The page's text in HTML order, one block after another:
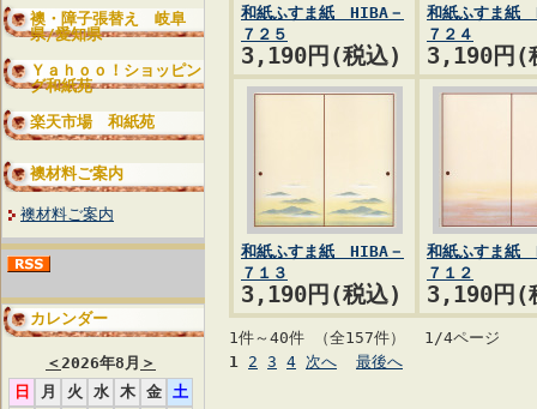
襖・障子張替え 岐阜
県/愛知県
Ｙａｈｏｏ！ショッピン
グ和紙苑
楽天市場 和紙苑
襖材料ご案内
襖材料ご案内
カレンダー
＜2026年8月 ＞
日
月 火 水 木 金 土
和紙ふすま紙 HIBA－
７２５
3,190円(税込)
和紙ふすま紙
７２４
3,190円(
和紙ふすま紙 HIBA－
７１３
3,190円(税込)
和紙ふすま紙
７１２
3,190円(
1件～40件 （全157件） 1/4ページ
1 2 3 4 次へ 最後へ